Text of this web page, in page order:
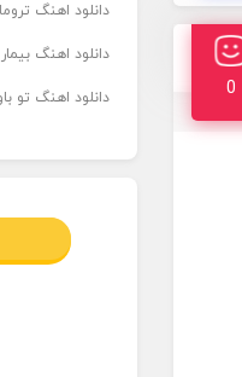
0
دانلود اهنگ
دانلود اهنگ
دانلود اهنگ تو